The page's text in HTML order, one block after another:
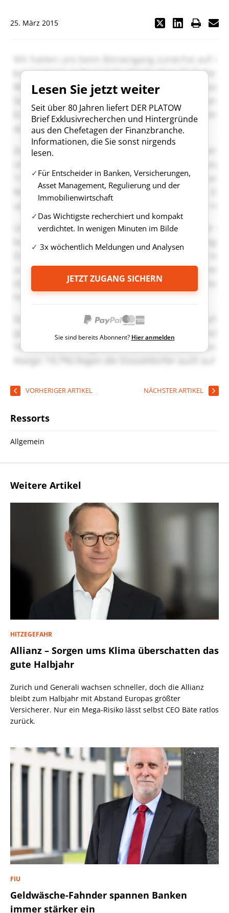
25. März 2015
Lesen Sie jetzt weiter
Seit über 80 Jahren liefert DER PLATOW
Brief Exklusivrecherchen und Hintergründe
aus den Chefetagen der Finanzbranche.
Informationen, die Sie sonst nirgends
lesen.
Für Entscheider in Banken, Versicherungen,
Asset Management, Regulierung und der
Immobilienwirtschaft
Das Wichtigste recherchiert und kompakt
verdichtet. In wenigen Minuten im Bilde
3x wöchentlich Meldungen und Analysen
JETZT ZUGANG SICHERN
Sie sind bereits Abonnent? Hier anmelden
VORHERIGER ARTIKEL NÄCHSTER ARTIKEL
Ressorts
Allgemein
Weitere Artikel
HITZEGEFAHR
Allianz – Sorgen ums Klima überschatten das
gute Halbjahr
Zurich und Generali wachsen schneller, doch die Allianz
bleibt zum Halbjahr mit Abstand Europas größter
Versicherer. Nur ein Mega-Risiko lässt selbst CEO Bäte ratlos
zurück.
FIU
Geldwäsche-Fahnder spannen Banken
immer stärker ein